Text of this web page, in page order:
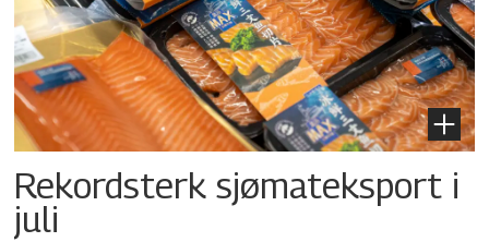
Rekordsterk sjømateksport i
juli